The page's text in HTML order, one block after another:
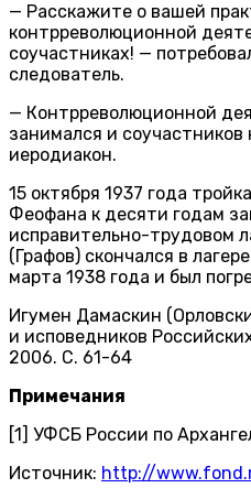
— Расскажите о вашей
контрреволюционной
соучастниках! —
следователь.
— Контрреволюционной
занимался и
иеродиакон.
15 октября 1937 года
Феофана к десяти годам
исправительно-трудовом
(Графов) скончался в
марта 1938 года и был
Игумен Дамаскин
и исповедников
2006. С. 61-64
Примечания
[1] УФСБ России по
Источник: http://